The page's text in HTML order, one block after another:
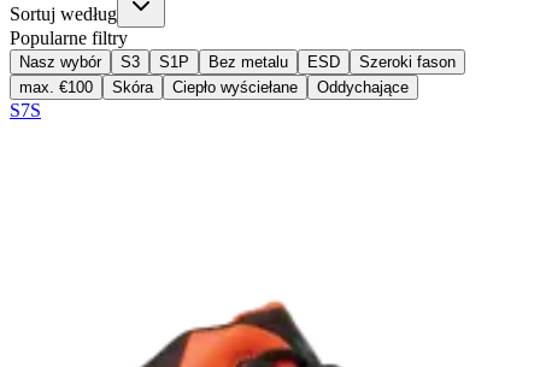
Sortuj według
Popularne filtry
Nasz wybór S3 S1P Bez metalu ESD
Szeroki fason
max. €100
Skóra Ciepło wyściełane Oddychające
S7S